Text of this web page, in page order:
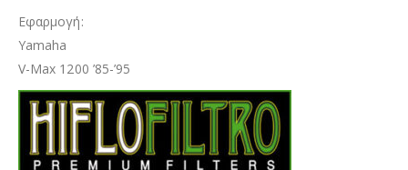
Εφαρμογή:
Yamaha
V-Max 1200 ’85-’95